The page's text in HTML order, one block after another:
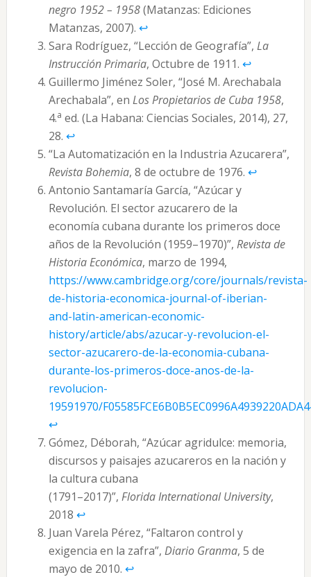
negro 1952 – 1958(Matanzas: Ediciones
Matanzas, 2007). ↩︎
Sara Rodríguez, “Lección de Geografía”, La
Instrucción Primaria, Octubre de 1911. ↩︎
Guillermo Jiménez Soler, “José M. Arechabala
Arechabala”, en Los Propietarios de Cuba 1958,
4.a ed. (La Habana: Ciencias Sociales, 2014), 27,
28. ↩︎
“La Automatización en la Industria Azucarera”,
Revista Bohemia, 8 de octubre de 1976. ↩︎
Antonio Santamaría García, “Azúcar y
Revolución. El sector azucarero de la
economía cubana durante los primeros doce
años de la Revolución (1959–1970)”, Revista de
Historia Económica, marzo de 1994,
https://www.cambridge.org/core/journals/revista-
de-historia-economica-journal-of-iberian-
and-latin-american-economic-
history/article/abs/azucar-y-revolucion-el-
sector-azucarero-de-la-economia-cubana-
durante-los-primeros-doce-anos-de-la-
revolucion-
19591970/
↩︎
Gómez, Déborah, “Azúcar agridulce: memoria,
discursos y paisajes azucareros en la nación y
la cultura cubana
(1791–2017)”, Florida International University,
2018 ↩︎
Juan Varela Pérez, “Faltaron control y
exigencia en la zafra”, Diario Granma, 5 de
mayo de 2010. ↩︎